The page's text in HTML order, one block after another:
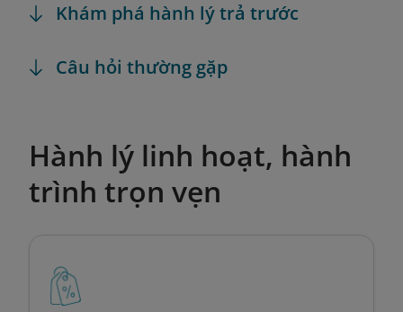
Khám phá hành lý trả trước
Câu hỏi thường gặp
Hành lý linh hoạt, hành
trình trọn vẹn